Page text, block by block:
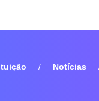
Notícias